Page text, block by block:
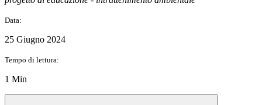
Data:
25 Giugno 2024
Tempo di lettura:
1 Min